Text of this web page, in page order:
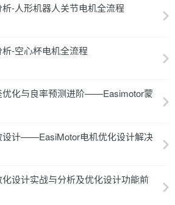
-人形机器人关节电机全流程
-空心杯电机全流程
优化与良率预测进阶——Easimotor蒙
设计——EasiMotor电机优化设计解决
设计实战与分析及优化设计功能前